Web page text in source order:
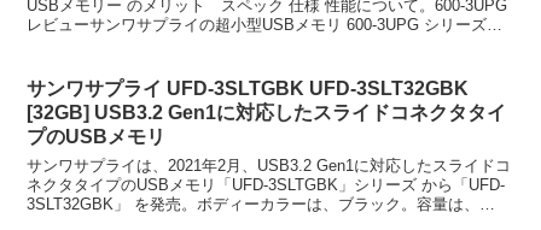
USBメモリー のメリット スペック 仕様 性能について。600-3UPG
レビューサンワサプライの超小型USBメモリ 600-3UPG シリーズは
サンワサプライ UFD-3SLTGBK UFD-3SLT32GBK
[32GB] USB3.2 Gen1に対応したスライドコネクタタイ
プのUSBメモリ
サンワサプライは、2021年2月、USB3.2 Gen1に対応したスライドコ
ネクタタイプのUSBメモリ「UFD-3SLTGBK」シリーズ から「UFD-
3SLT32GBK」 を発売。ボディーカラーは、ブラック。容量は、